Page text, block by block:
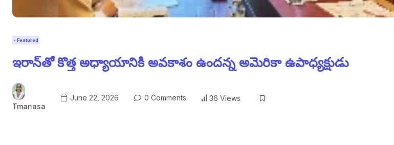
- Featured
ఇరాన్‌తో కొత్త అధ్యాయానికి అవకాశం ఉందన్న అమెరికా ఉపాధ్యక్షుడు
Tmanasa
June 22, 2026 0 Comments 36 Views